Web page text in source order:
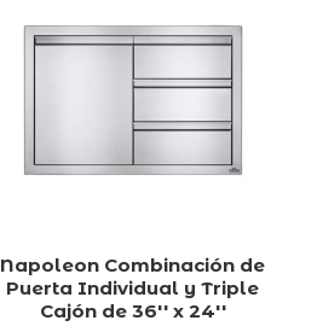
Napoleon Combinación de
Puerta Individual y Triple
Cajón de 36'' x 24''